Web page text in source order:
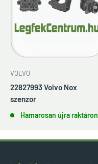
VOLVO
22827993 Volvo Nox
szenzor
Hamarosan újra raktáron